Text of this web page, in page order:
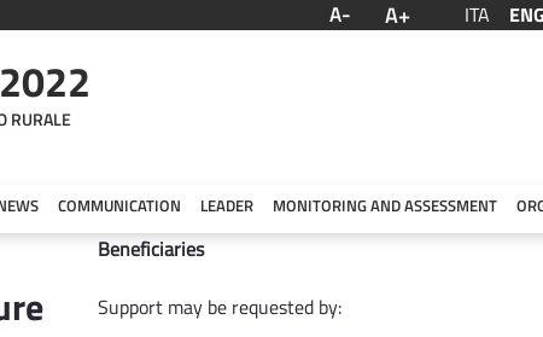
A- A+ ITA ENG
RURALE
COMMUNICATION LEADER MONITORING AND ASSESSMENT
Beneficiaries
Support may be requested by: